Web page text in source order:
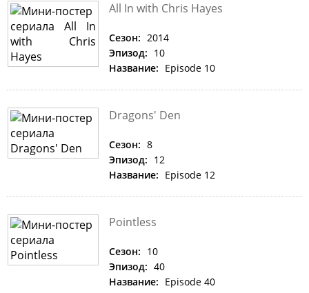
All In with Chris Hayes
Сезон: 2014
Эпизод: 10
Название: Episode 10
Dragons' Den
Сезон: 8
Эпизод: 12
Название: Episode 12
Pointless
Сезон: 10
Эпизод: 40
Название: Episode 40